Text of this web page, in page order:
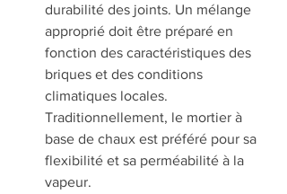
durabilité des joints. Un mélange
approprié doit être préparé en
fonction des caractéristiques des
briques et des conditions
climatiques locales.
Traditionnellement, le mortier à
base de chaux est préféré pour sa
flexibilité et sa perméabilité à la
vapeur.